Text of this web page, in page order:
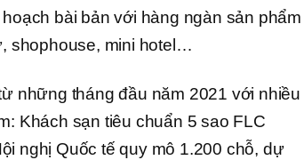
bài bản với hàng ngàn sản phẩm
shophouse, mini hotel…
những tháng đầu năm 2021 với nhiều
Khách sạn tiêu chuẩn 5 sao FLC
nghị Quốc tế quy mô 1.200 chỗ, dự